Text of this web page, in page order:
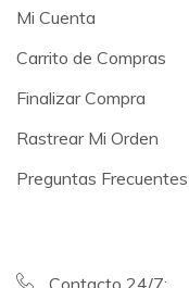
Mi Cuenta
Carrito de Compras
Finalizar Compra
Rastrear Mi Orden
Preguntas Frecuentes
Contacto 24/7: